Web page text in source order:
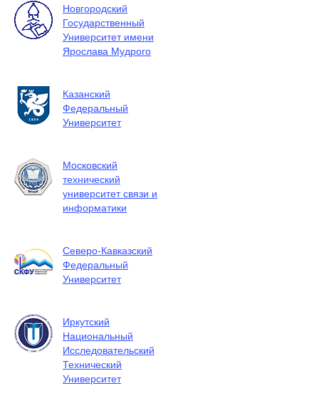
Новгородский
Государственный
Университет имени
Ярослава Мудрого
Казанский
Федеральный
Университет
Московский
технический
университет связи и
информатики
Северо-Кавказский
Федеральный
Университет
Иркутский
Национальный
Исследовательский
Технический
Университет